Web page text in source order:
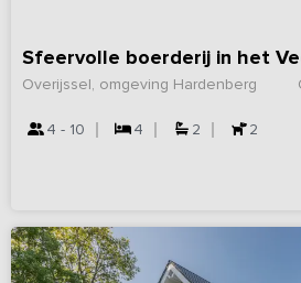
Sfeervolle boerderij in het
Overijssel, omgeving Hardenberg
4 - 10 4 2 2